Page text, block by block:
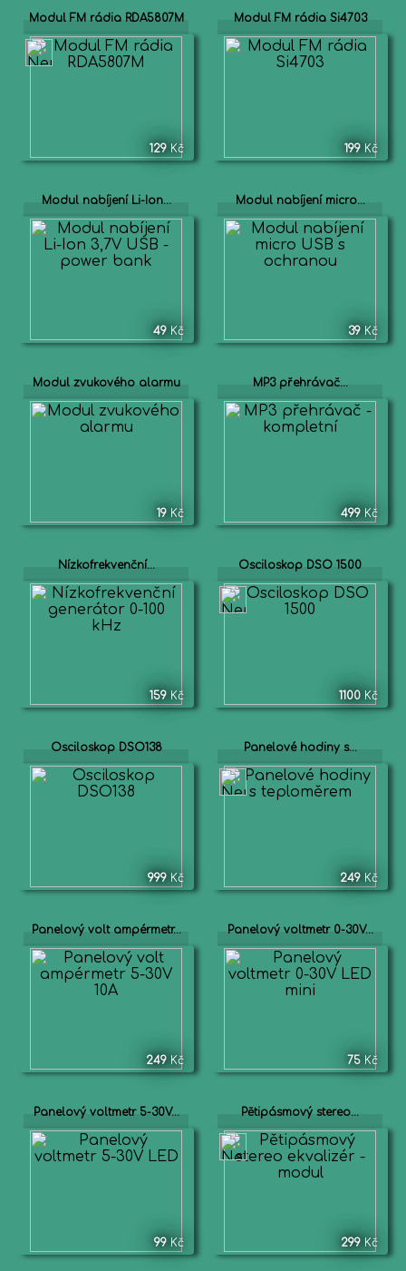
Modul FM rádia RDA5807M
129 Kč
Modul FM rádia Si4703
199 Kč
Modul nabíjení Li-Ion...
49 Kč
Modul nabíjení micro...
39 Kč
Modul zvukového alarmu
19 Kč
MP3 přehrávač...
499 Kč
Nízkofrekvenční...
159 Kč
Osciloskop DSO 1500
1100 Kč
Osciloskop DSO138
999 Kč
Panelové hodiny s...
249 Kč
Panelový volt ampérmetr...
249 Kč
Panelový voltmetr 0-30V...
75 Kč
Panelový voltmetr 5-30V...
99 Kč
Pětipásmový stereo...
299 Kč